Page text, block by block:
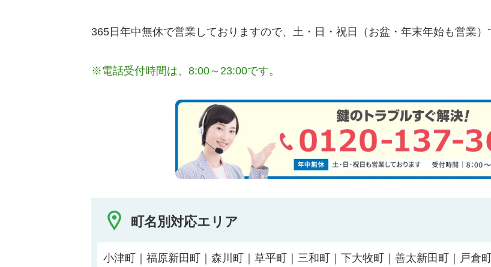
365日年中無休で営業しておりますので、土・日・祝日（お盆・年末年始も営業）
※電話受付時間は、8:00～23:00です。
町名別対応エリア
小津町｜福原新田町｜森川町｜草平町｜三和町｜下大牧町｜善太新田町｜戸倉